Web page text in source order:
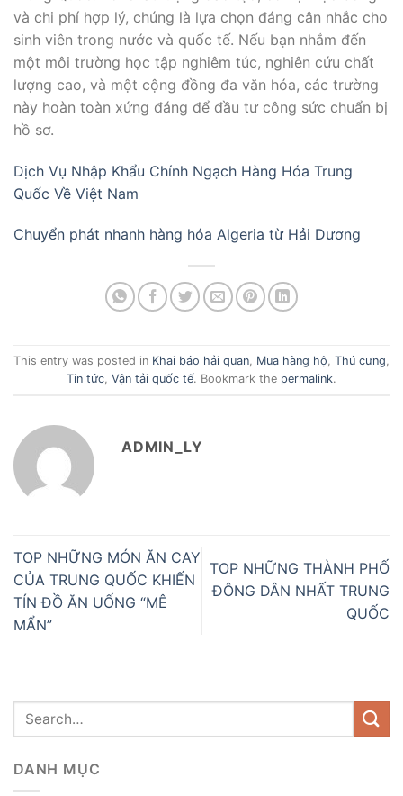
và chi phí hợp lý, chúng là lựa chọn đáng cân nhắc cho
sinh viên trong nước và quốc tế. Nếu bạn nhắm đến
một môi trường học tập nghiêm túc, nghiên cứu chất
lượng cao, và một cộng đồng đa văn hóa, các trường
này hoàn toàn xứng đáng để đầu tư công sức chuẩn bị
hồ sơ.
Dịch Vụ Nhập Khẩu Chính Ngạch Hàng Hóa Trung
Quốc Về Việt Nam
Chuyển phát nhanh hàng hóa Algeria từ Hải Dương
This entry was posted in Khai báo hải quan Mua hàng hộ Thú cưng
Tin tức Vận tải quốc tế. Bookmark the permalink.
ADMIN_LY
TOP NHỮNG MÓN ĂN CAY
CỦA TRUNG QUỐC KHIẾN
TÍN ĐỒ ĂN UỐNG “MÊ
MẨN”
TOP NHỮNG THÀNH PHỐ
ĐÔNG DÂN NHẤT TRUNG
QUỐC
DANH MỤC